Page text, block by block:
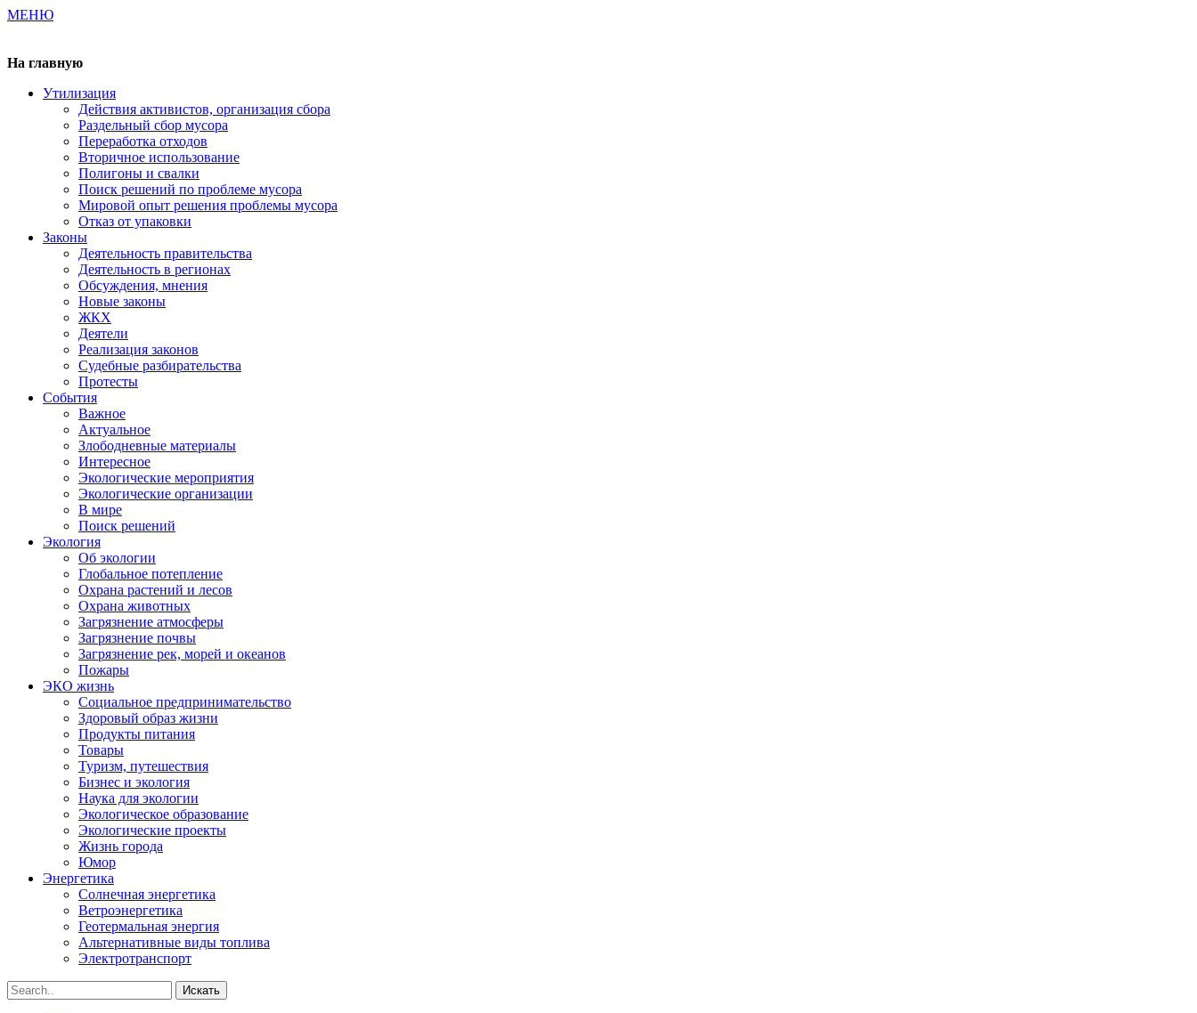
МЕНЮ
На главную
Утилизация
Действия активистов, организация сбора
Раздельный сбор мусора
Переработка отходов
Вторичное использование
Полигоны и свалки
Поиск решений по проблеме мусора
Мировой опыт решения проблемы мусора
Отказ от упаковки
Законы
Деятельность правительства
Деятельность в регионах
Обсуждения, мнения
Новые законы
ЖКХ
Деятели
Реализация законов
Судебные разбирательства
Протесты
События
Важное
Актуальное
Злободневные материалы
Интересное
Экологические мероприятия
Экологические организации
В мире
Поиск решений
Экология
Об экологии
Глобальное потепление
Охрана растений и лесов
Охрана животных
Загрязнение атмосферы
Загрязнение почвы
Загрязнение рек, морей и океанов
Пожары
ЭКО жизнь
Социальное предпринимательство
Здоровый образ жизни
Продукты питания
Товары
Туризм, путешествия
Бизнес и экология
Наука для экологии
Экологическое образование
Экологические проекты
Жизнь города
Юмор
Энергетика
Солнечная энергетика
Ветроэнергетика
Геотермальная энергия
Альтернативные виды топлива
Электротранспорт